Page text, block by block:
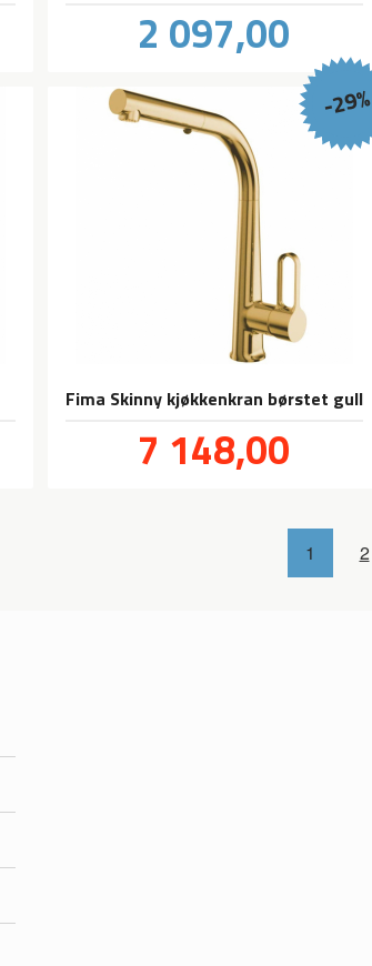
Pris
2 097,00
Fima Skinny kjøkkenkran børstet gull
Tilbud
7 148,00
-29%
1 2